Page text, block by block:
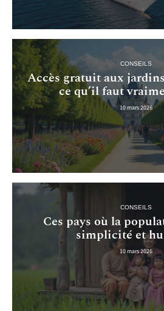
CONSEILS
Accès gratuit aux
ce qu’il faut
10 mars 2026
CONSEILS
Ces pays où la
simplicité et
10 mars 2026